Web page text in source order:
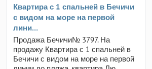
Квартира с 1 спальней в Бечичи
с видом на море на первой
лини…
Продажа Бечичи№ 3797. На
продажу Квартира с 1 спальней в
Бечичи с видом на море на первой